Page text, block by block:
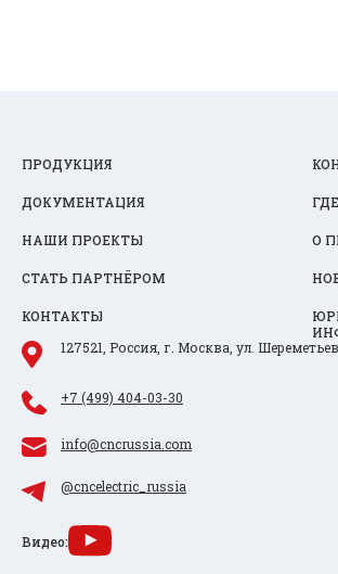
ПРОДУКЦИЯ
ДОКУМЕНТАЦИЯ
НАШИ ПРОЕКТЫ О
СТАТЬ ПАРТНЁРОМ
КОНТАКТЫ
127521, Россия, г. Москва, ул.
+7 (499) 404-03-30
info@cncrussia.com
@cncelectric_russia
Видео: